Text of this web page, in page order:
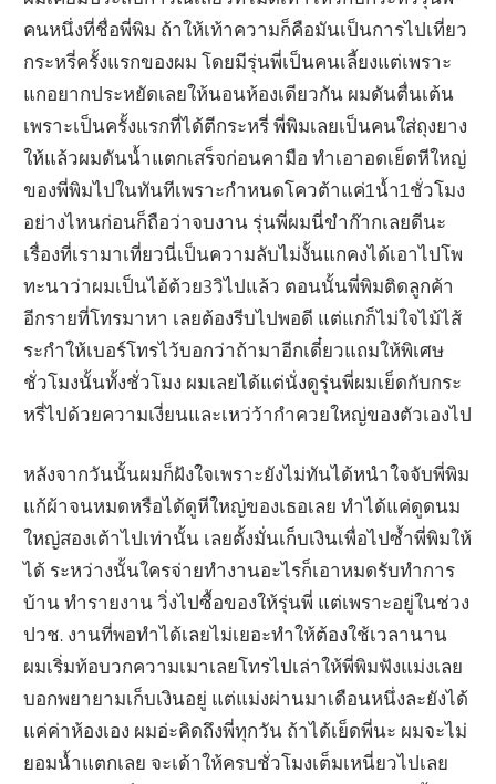
คนหนึ่งที่ชื่อพี่พิม ถ้าให้เท้าความก็คือมันเป็นการไปเที่ยว
กระหรี่ครั้งแรกของผม โดยมีรุ่นพี่เป็นคนเลี้ยงแต่เพราะ
แกอยากประหยัดเลยให้นอนห้องเดียวกัน ผมดันตื่นเต้น
เพราะเป็นครั้งแรกที่ได้ตีกระหรี่ พี่พิมเลยเป็นคนใส่ถุงยาง
ให้แล้วผมดันน้ำแตกเสร็จก่อนคามือ ทำเอาอดเย็ดหีใหญ่
ของพี่พิมไปในทันทีเพราะกำหนดโควต้าแค่1น้ำ1ชั่วโมง
อย่างไหนก่อนก็ถือว่าจบงาน รุ่นพี่ผมนี่ขำก๊ากเลยดีนะ
เรื่องที่เรามาเที่ยวนี่เป็นความลับไม่งั้นแกคงได้เอาไปโพ
ทะนาว่าผมเป็นไอ้ต้วย3วิไปแล้ว ตอนนั้นพี่พิมติดลูกค้า
อีกรายที่โทรมาหา เลยต้องรีบไปพอดี แต่แกก็ไม่ใจไม้ไส้
ระกำให้เบอร์โทรไว้บอกว่าถ้ามาอีกเดี๋ยวแถมให้พิเศษ
ชั่วโมงนั้นทั้งชั่วโมง ผมเลยได้แต่นั่งดูรุ่นพี่ผมเย็ดกับกระ
หรี่ไปด้วยความเงี่ยนและเหว่ว้ากำควยใหญ่ของตัวเองไป
หลังจากวันนั้นผมก็ฝังใจเพราะยังไม่ทันได้หนำใจจับพี่พิม
แก้ผ้าจนหมดหรือได้ดูหีใหญ่ของเธอเลย ทำได้แค่ดูดนม
ใหญ่สองเต้าไปเท่านั้น เลยตั้งมั่นเก็บเงินเพื่อไปซ้ำพี่พิมให้
ได้ ระหว่างนั้นใครจ่ายทำงานอะไรก็เอาหมดรับทำการ
บ้าน ทำรายงาน วิ่งไปซื้อของให้รุ่นพี่ แต่เพราะอยู่ในช่วง
ปวช. งานที่พอทำได้เลยไม่เยอะทำให้ต้องใช้เวลานาน
ผมเริ่มท้อบวกความเมาเลยโทรไปเล่าให้พี่พิมฟังแม่งเลย
บอกพยายามเก็บเงินอยู่ แต่แม่งผ่านมาเดือนหนึ่งละยังได้
แค่ค่าห้องเอง ผมอ่ะคิดถึงพี่ทุกวัน ถ้าได้เย็ดพี่นะ ผมจะไม่
ยอมน้ำแตกเลย จะเด้าให้ครบชั่วโมงเต็มเหนี่ยวไปเลย